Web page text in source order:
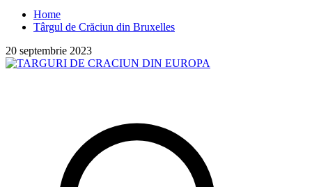
Home
Târgul de Crăciun din Bruxelles
20 septembrie 2023